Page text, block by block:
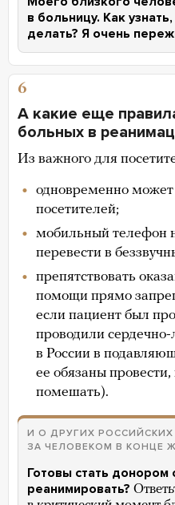
в больницу. Как
делать? Я очень
6
А какие еще
больных в
Из важного для
одновременно
посетителей;
мобильный телефон
перевести в
препятствовать
помощи прямо
если пациент был
проводили
в России в
ее обязаны
помешать).
И О ДРУГИХ
ЗА ЧЕЛОВЕКОМ В КОНЦЕ
Готовы стать донором
реанимировать?